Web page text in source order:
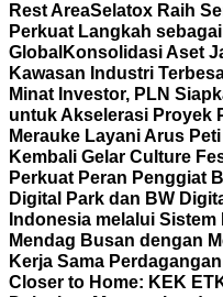
Rest AreaSelatox Raih
Perkuat Langkah
Global Konsolidasi Aset
Kawasan Industri
Minat Investor, PLN
untuk Akselerasi Proyek
Merauke Layani Arus
Kembali Gelar Culture
Perkuat Peran Penggiat
Digital Park dan BW
Indonesia melalui Sistem
Mendag Busan dengan
Kerja Sama
Closer to Home: KEK